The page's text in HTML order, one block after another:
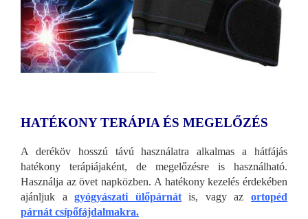
HATÉKONY TERÁPIA ÉS MEGELŐZÉS
A deréköv hosszú távú használatra alkalmas a hátfájás
hatékony terápiájaként, de megelőzésre is használható.
Használja az övet napközben. A hatékony kezelés érdekében
ajánljuk agyógyászati ülőpárnátis, vagy azortopéd
párnát csípőfájdalmakra.